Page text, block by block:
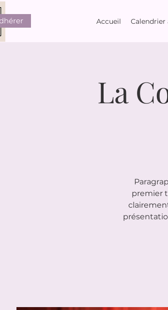
Accueil Calendrier
La
premier